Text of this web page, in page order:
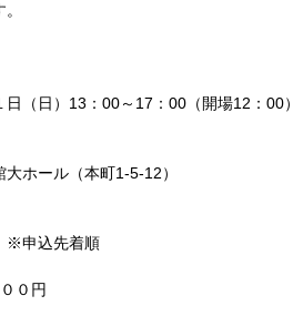
（日）13：00～17：00（開場12：00）
ホール（本町1-5-12）
※申込先着順
０円